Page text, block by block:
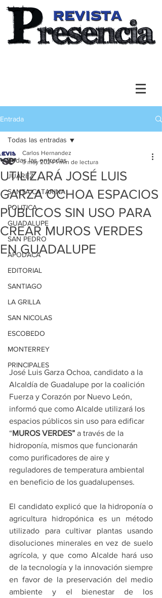
Entrada
Todas las entradas
JUAREZ
SANTA CATARINA
POLITICA
GUADALUPE
SAN PEDRO
APODACA
EDITORIAL
SANTIAGO
LA GRILLA
SAN NICOLAS
ESCOBEDO
MONTERREY
PRINCIPALES
Todas las entradas
UTILIZARÁ JOSÉ LUIS
GARZA OCHOA ESPACIOS
PÚBLICOS SIN USO PARA
CREAR MUROS VERDES
EN GUADALUPE
Carlos Hernandez
3 may 2024 1 min de lectura
José Luis Garza Ochoa, candidato a la
Alcaldía de Guadalupe por la coalición
Fuerza y Corazón por Nuevo León,
informó que como Alcalde utilizará los
espacios públicos sin uso para edificar
“MUROS VERDES” a través de la
hidroponía, mismos que funcionarán
como purificadores de aire y
reguladores de temperatura ambiental
en beneficio de los guadalupenses.
El candidato explicó que la hidroponía o
agricultura hidropónica es un método
utilizado para cultivar plantas usando
disoluciones minerales en vez de suelo
agrícola, y que como Alcalde hará uso
de la tecnología y la innovación siempre
en favor de la preservación del medio
ambiente y el bienestar de los